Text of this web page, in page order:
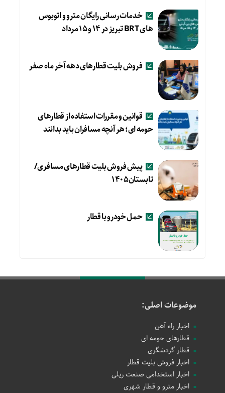
خدمات رسانی رایگان مترو و اتوبوس
های BRT تبریز در ۱۴ و ۱۵ مرداد
فروش بلیت قطارهای دهه آخر ماه صفر
قوانین و مقررات استفاده از قطارهای
حومه ای؛ هر آنچه مسافران باید بدانند
پیش فروش بلیت قطارهای مسافری/
تابستان۱۴۰۵
حمل خودرو با قطار
موضوعات اصلی:
اخبار راه آهن
قطارهای حومه ای
قطار گردشگری
اخبار فروش بلیت قطار
اخبار استخدامی صنعت ریلی
اخبار مترو و قطار شهری